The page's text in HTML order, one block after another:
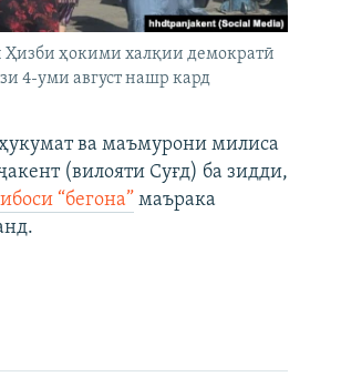
Ҳизби ҳокими халқии демократӣ
4-уми август нашр кард
ва маъмурони милиса
(вилояти Суғд) ба зидди,
“бегона” маърака